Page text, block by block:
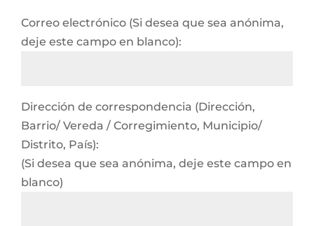
Correo electrónico (Si desea que sea anónima,
deje este campo en blanco):
Dirección de correspondencia (Dirección,
Barrio/ Vereda / Corregimiento, Municipio/
Distrito, País):
(Si desea que sea anónima, deje este campo en
blanco)